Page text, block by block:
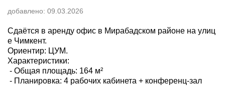
добавлено: 09.03.2026
Сдаётся в аренду офис в Мирабадском районе на улиц
е Чимкент.
Ориентир: ЦУМ.
​Характеристики:
​ - Общая площадь: 164 м²
​ - Планировка: 4 рабочих кабинета + конференц-зал